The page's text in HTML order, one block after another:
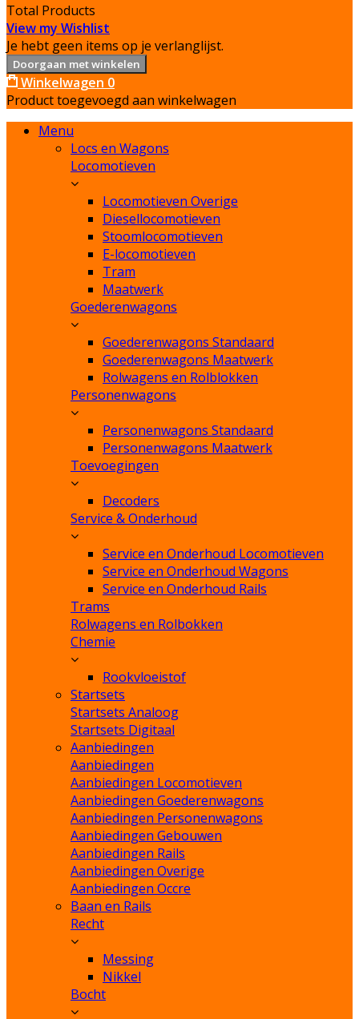
Total Products
View my Wishlist
Je hebt geen items op je verlanglijst.
Doorgaan met winkelen
Winkelwagen 0
Product toegevoegd aan winkelwagen
Menu
Locs en Wagons
Locomotieven
Locomotieven Overige
Diesellocomotieven
Stoomlocomotieven
E-locomotieven
Tram
Maatwerk
Goederenwagons
Goederenwagons Standaard
Goederenwagons Maatwerk
Rolwagens en Rolblokken
Personenwagons
Personenwagons Standaard
Personenwagons Maatwerk
Toevoegingen
Decoders
Service & Onderhoud
Service en Onderhoud Locomotieven
Service en Onderhoud Wagons
Service en Onderhoud Rails
Trams
Rolwagens en Rolbokken
Chemie
Rookvloeistof
Startsets
Startsets Analoog
Startsets Digitaal
Aanbiedingen
Aanbiedingen
Aanbiedingen Locomotieven
Aanbiedingen Goederenwagons
Aanbiedingen Personenwagons
Aanbiedingen Gebouwen
Aanbiedingen Rails
Aanbiedingen Overige
Aanbiedingen Occre
Baan en Rails
Recht
Messing
Nikkel
Bocht